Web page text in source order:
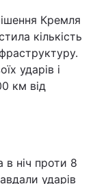
Кремля
кількість
ударів і
км від
в ніч проти 8
ударів